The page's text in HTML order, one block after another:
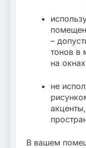
–
тонов в
на
не
В вашем